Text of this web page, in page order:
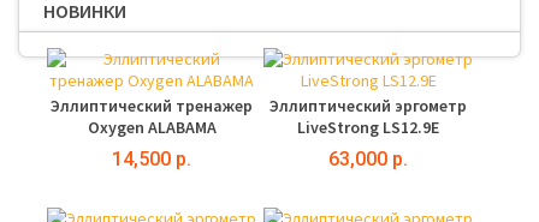
НОВИНКИ
Эллиптический тренажер
Oxygen ALABAMA
14,500 р.
Эллиптический эргометр
LiveStrong LS12.9E
63,000 р.